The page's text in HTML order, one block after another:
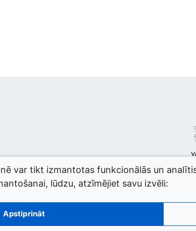
var tikt izmantotas funkcionālās un
lūdzu, atzīmējiet savu izvēli:
Apstiprināt